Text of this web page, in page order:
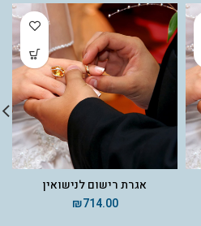
אגרת רישום לנישואין
₪714.00